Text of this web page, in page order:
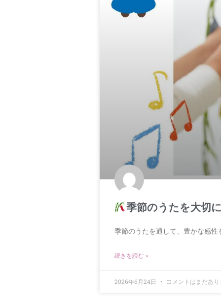
季節のうたを大切
季節のうたを通して、豊かな感性
続きを読む »
2026年6月24日 コメントはまだあ